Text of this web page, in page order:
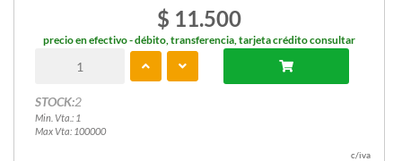
$ 11.500
precio en efectivo - débito, transferencia, tarjeta crédito consultar
STOCK:2
Min. Vta.: 1
Max Vta: 100000
c/iva